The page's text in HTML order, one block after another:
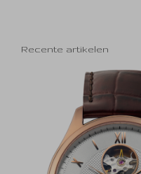
Recente artikelen